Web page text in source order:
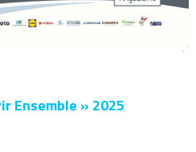
Ensemble » 2025